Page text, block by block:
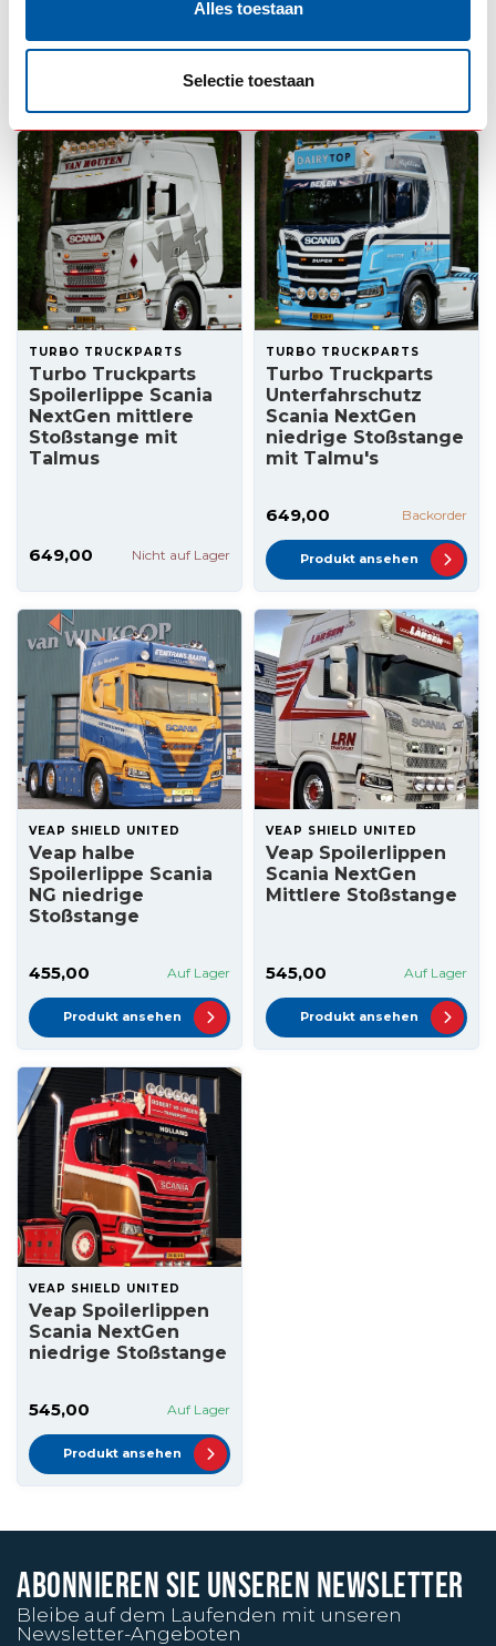
Alles toestaan
Selectie toestaan
695,00
TURBO TRUCKPARTS
Turbo Truckparts
Spoilerlippe Scania
NextGen mittlere
Stoßstange mit
Talmus
649,00 Nicht auf Lager
TURBO TRUCKPARTS
Turbo Truckparts
Unterfahrschutz
Scania NextGen
niedrige Stoßstange
mit Talmu's
649,00 Backorder
Produkt ansehen
VEAP SHIELD UNITED
Veap halbe
Spoilerlippe Scania
NG niedrige
Stoßstange
455,00 Auf Lager
Produkt ansehen
VEAP SHIELD UNITED
Veap Spoilerlippen
Scania NextGen
Mittlere Stoßstange
545,00 Auf Lager
Produkt ansehen
VEAP SHIELD UNITED
Veap Spoilerlippen
Scania NextGen
niedrige Stoßstange
545,00 Auf Lager
Produkt ansehen
ABONNIEREN SIE UNSEREN NEWSLETTER
Bleibe auf dem Laufenden mit unseren
Newsletter-Angeboten